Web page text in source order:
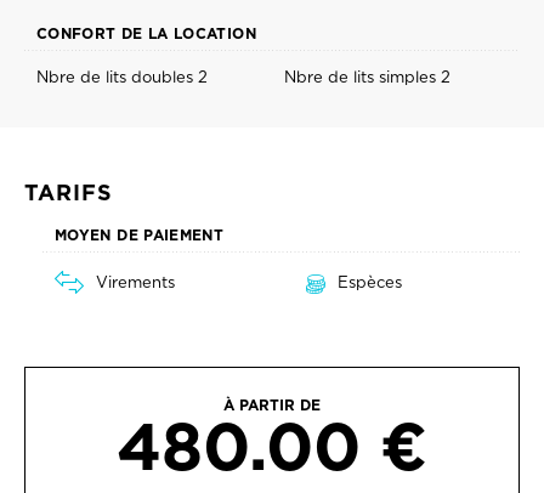
CONFORT DE LA LOCATION
Nbre de lits doubles 2 Nbre de lits simples 2
TARIFS
MOYEN DE PAIEMENT
Virements Espèces
À PARTIR DE
480.00 €